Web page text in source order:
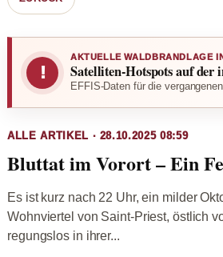
!
AKTUELLE WALDBRANDLAGE
Satelliten-Hotspots auf der
EFFIS-Daten für die
ALLE ARTIKEL · 28.10.2025 08:59
Bluttat im Vorort – Ein
Es ist kurz nach 22 Uhr, ein milder
Wohnviertel von Saint-Priest, östlich
regungslos in ihrer...